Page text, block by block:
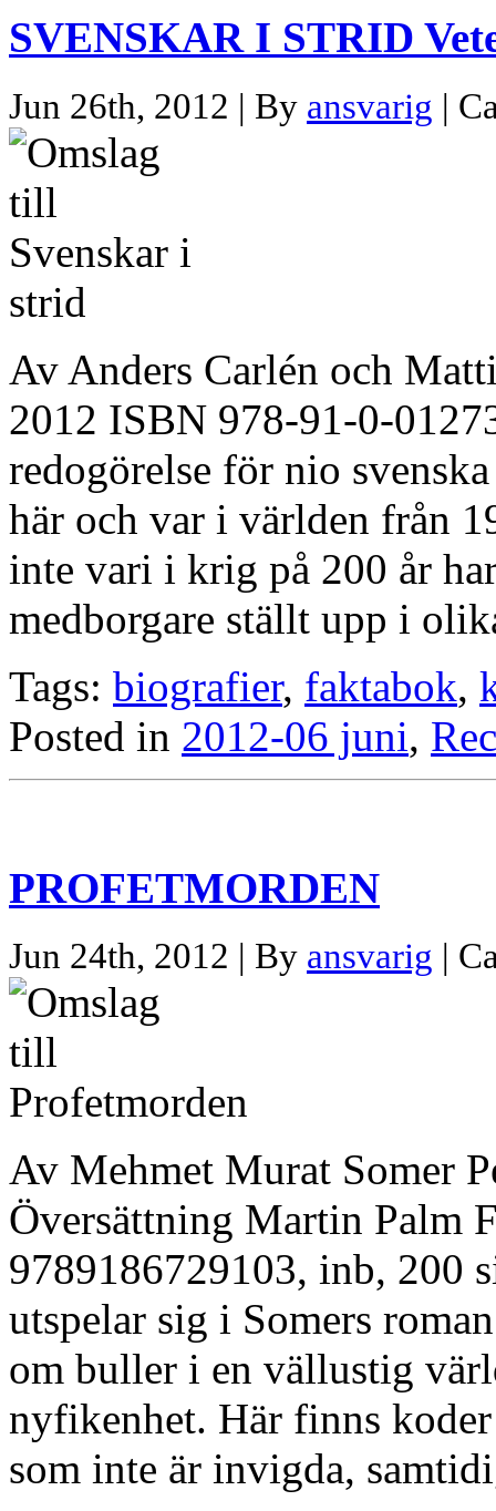
SVENSKAR I STRID
Jun 26th, 2012 | By ansvarig |
Av Anders Carlén och
2012 ISBN 978-91-0-
redogörelse för nio
här och var i världen från
inte vari i krig på 200 år
medborgare ställt upp i
Tags: biografier, faktabok,
Posted in 2012-06 juni,
PROFETMORDEN
Jun 24th, 2012 | By ansvarig |
Av Mehmet Murat Somer
Översättning Martin Palm
9789186729103, inb, 200
utspelar sig i Somers
om buller i en vällustig
nyfikenhet. Här finns
som inte är invigda,